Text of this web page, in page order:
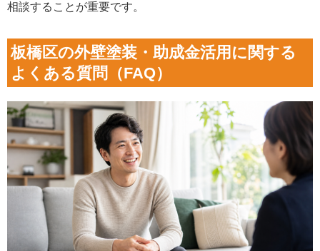
相談することが重要です。
板橋区の外壁塗装・助成金活用に関する
よくある質問（FAQ）